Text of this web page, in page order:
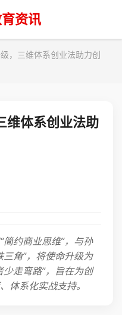
资讯
，三维体系创业法助力创
维体系创业法助
约商业思维”，与孙
角”，将使命升级为
走弯路”，旨在为创
体系化实战支持。